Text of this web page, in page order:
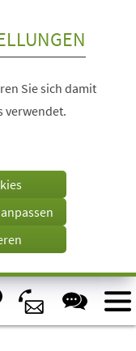
Sie sich damit
verwendet.